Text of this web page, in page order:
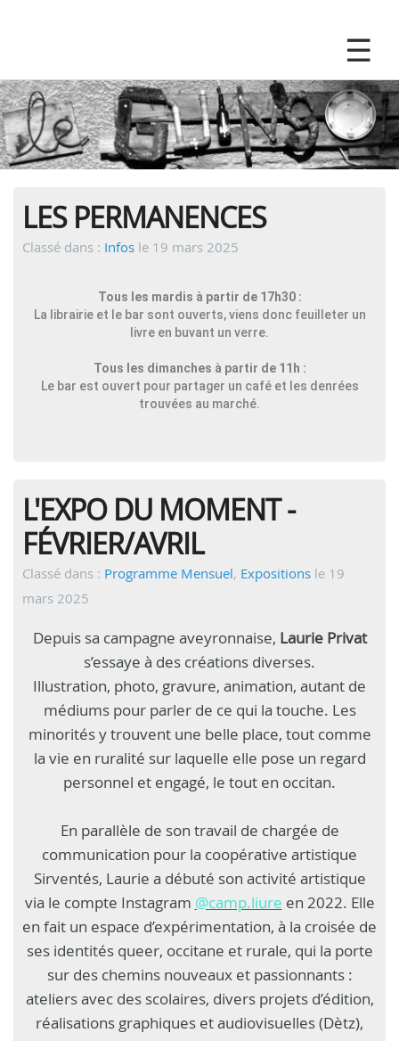
LES PERMANENCES
Classé dans : Infos le 19 mars 2025
Tous les mardis à partir de 17h30 :
La librairie et le bar sont ouverts, viens donc feuilleter un
livre en buvant un verre.
Tous les dimanches à partir de 11h :
Le bar est ouvert pour partager un café et les denrées
trouvées au marché.
L'EXPO DU MOMENT -
FÉVRIER/AVRIL
Classé dans : Programme Mensuel, Expositions le 19
mars 2025
Depuis sa campagne aveyronnaise, Laurie Privat
s’essaye à des créations diverses.
Illustration, photo, gravure, animation, autant de
médiums pour parler de ce qui la touche. Les
minorités y trouvent une belle place, tout comme
la vie en ruralité sur laquelle elle pose un regard
personnel et engagé, le tout en occitan.
En parallèle de son travail de chargée de
communication pour la coopérative artistique
Sirventés, Laurie a débuté son activité artistique
via le compte Instagram @camp.liure en 2022. Elle
en fait un espace d’expérimentation, à la croisée de
ses identités queer, occitane et rurale, qui la porte
sur des chemins nouveaux et passionnants :
ateliers avec des scolaires, divers projets d’édition,
réalisations graphiques et audiovisuelles (Dètz),